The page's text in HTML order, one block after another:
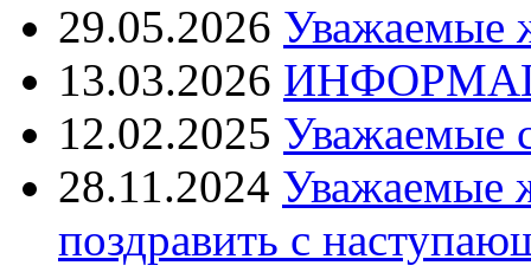
29.05.2026 Уважаемые
13.03.2026
12.02.2025 Уважаемые
28.11.2024 Уважаемые
поздравить с